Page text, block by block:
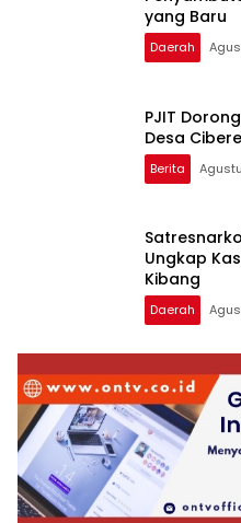
yang Baru
Daerah
PJIT
Desa
Berita
Ungkap
Kibang
Daerah